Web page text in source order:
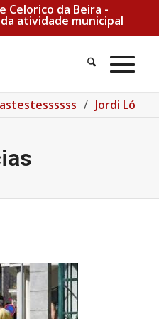
Celorico da Beira -
atividade municipal
Pesquisa
/ Jordi